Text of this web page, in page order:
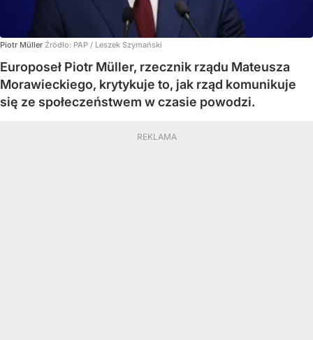
Piotr Müller Źródło: PAP / Leszek Szymański
Europoseł Piotr Müller, rzecznik rządu Mateusza
Morawieckiego, krytykuje to, jak rząd komunikuje
się ze społeczeństwem w czasie powodzi.